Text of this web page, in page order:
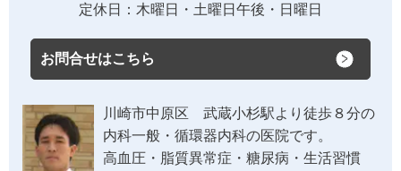
定休日：木曜日・土曜日午後・日曜日
お問合せはこちら
川崎市中原区 武蔵小杉駅より徒歩８分の
内科一般・循環器内科の医院です。
高血圧・脂質異常症・糖尿病・生活習慣